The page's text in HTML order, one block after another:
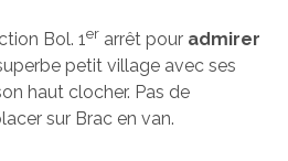
Bol. 1erarrêt pour admirer
petit village avec ses
haut clocher. Pas de
sur Brac en van.